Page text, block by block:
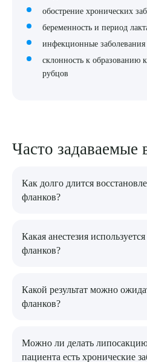
обострение хронических
беременность и период
инфекционные заболевания
склонность к образованию
рубцов
Часто задаваемые
Как долго длится
фланков?
зависимости от объема
становится заметен спустя 2-3
Какая анестезия
фланков?
комфорт пациента в ходе
возможно применение общей
Какой результат можно
фланков?
области боков, улучшив силуэт и
талию. Результаты операции
Можно ли делать
пациента есть хронические